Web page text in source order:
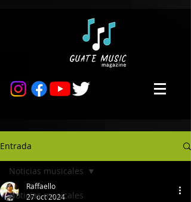
Entrada
Noticias musicales
Noticias musicales
Raffaello
27 oct 2024